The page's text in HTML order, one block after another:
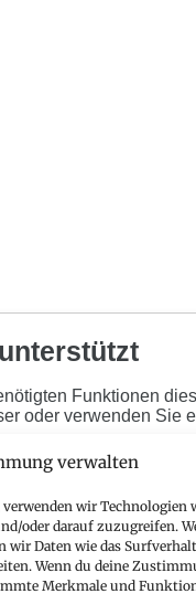
verwalten
wir Technologien
oder darauf zuzugreifen.
Daten wie das
Wenn du deine
Merkmale und